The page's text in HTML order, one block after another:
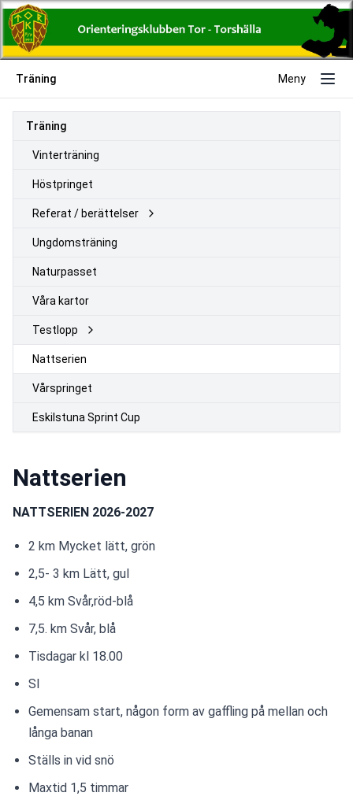
Träning Meny
Träning
Vinterträning
Höstpringet
Referat / berättelser
Ungdomsträning
Naturpasset
Våra kartor
Testlopp
Nattserien
Vårspringet
Eskilstuna Sprint Cup
Nattserien
NATTSERIEN 2026-2027
2 km Mycket lätt, grön
2,5- 3 km Lätt, gul
4,5 km Svår,röd-blå
7,5. km Svår, blå
Tisdagar kl 18.00
SI
Gemensam start, någon form av gaffling på mellan och
långa banan
Ställs in vid snö
Maxtid 1,5 timmar